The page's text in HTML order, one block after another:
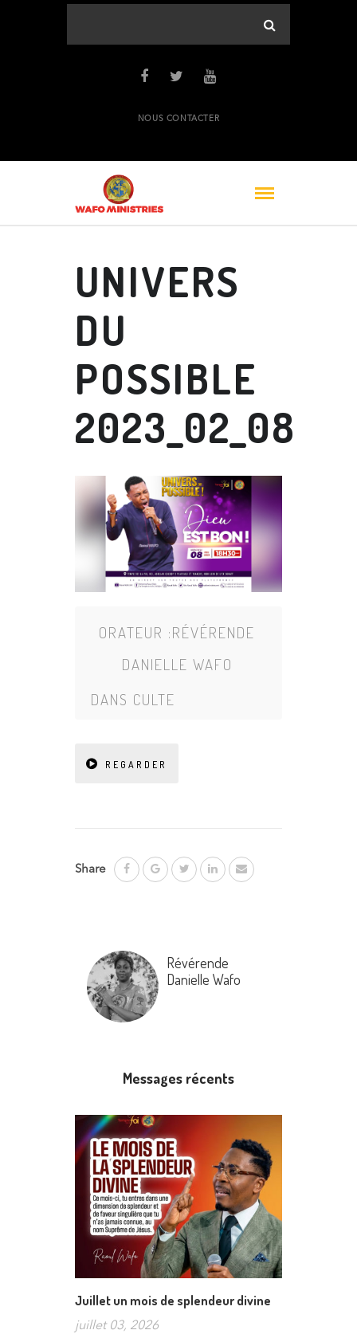
NOUS CONTACTER
UNIVERS
DU
POSSIBLE
2023_02_08
ORATEUR :RÉVÉRENDE
DANIELLE WAFO
DANS CULTE
REGARDER
Share
Révérende
Danielle Wafo
Messages récents
Juillet un mois de splendeur divine
juillet 03, 2026